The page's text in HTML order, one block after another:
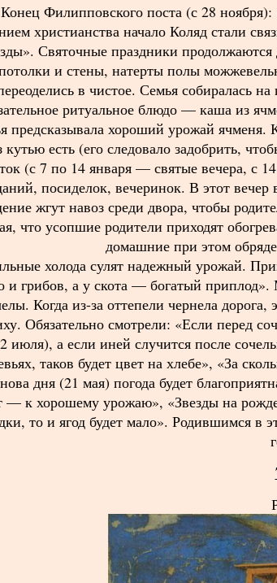
Филипповского поста (с 28
христианства начало Коляд стали
Святочные праздники
и стены, натерты полы
в чистое. Семья собиралась
ритуальное блюдо — каша из
предсказывала хороший урожай ячменя.
кутью есть (его следовало задобрить,
(с 7 по 14 января — святые вечера, с
посиделок, вечеринок. В этот
жгут навоз среди двора, чтобы
что усопшие родители приходят
домашние при этом
холода сулят надежный урожай.
и грибов, а у скота — богатый приплод».
Когда из-за оттепели чернела
Обязательно смотрели: «Если перед
июля), а если иней случится после
таков будет цвет на хлебе», «За
дня (21 мая) погода будет
— к хорошему урожаю», «Звезды на
то и ягод будет мало». Родившимся в